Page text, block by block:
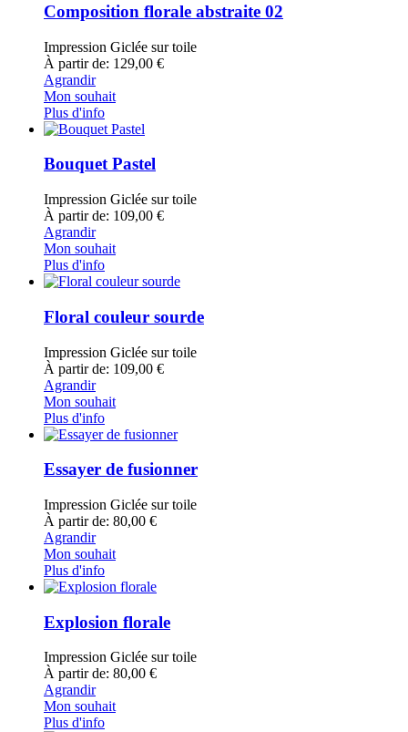
Composition florale abstraite 02
Impression Giclée sur toile
À partir de: 129,00 €
Agrandir
Mon souhait
Plus d'info
Bouquet Pastel
Impression Giclée sur toile
À partir de: 109,00 €
Agrandir
Mon souhait
Plus d'info
Floral couleur sourde
Impression Giclée sur toile
À partir de: 109,00 €
Agrandir
Mon souhait
Plus d'info
Essayer de fusionner
Impression Giclée sur toile
À partir de: 80,00 €
Agrandir
Mon souhait
Plus d'info
Explosion florale
Impression Giclée sur toile
À partir de: 80,00 €
Agrandir
Mon souhait
Plus d'info